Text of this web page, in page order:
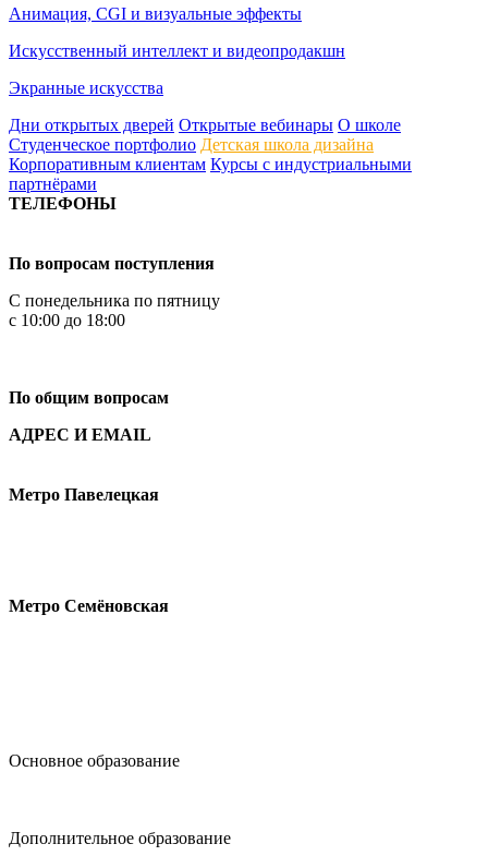
Анимация, CGI и визуальные эффекты
Искусственный интеллект и видеопродакшн
Экранные искусства
Дни открытых дверей Открытые вебинары О школе
Студенческое портфолио Детская школа дизайна
Корпоративным клиентам Курсы с индустриальными
партнёрами
ТЕЛЕФОНЫ
По вопросам поступления
С понедельника по пятницу
с 10:00 до 18:00
По общим вопросам
АДРЕС И EMAIL
Метро Павелецкая
Метро Семёновская
Основное образование
Дополнительное образование